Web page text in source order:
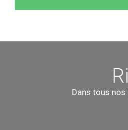
Dans tous